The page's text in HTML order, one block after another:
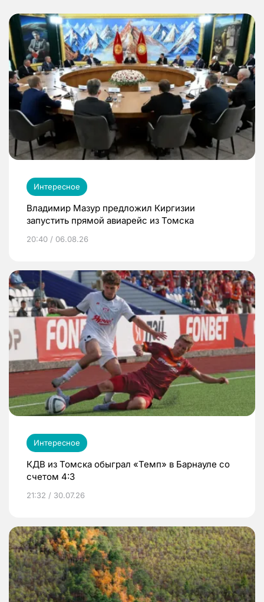
Интересное
Владимир Мазур предложил Киргизии
запустить прямой авиарейс из Томска
20:40 / 06.08.26
Интересное
КДВ из Томска обыграл «Темп» в Барнауле со
счетом 4:3
21:32 / 30.07.26